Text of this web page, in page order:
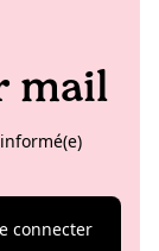
mail
connecter